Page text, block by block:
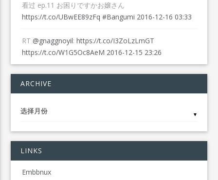
看过 ep.11 お困りですかお嬢さん
https://t.co/UBwEE89zFq #Bangumi 2016-12-16 03:33
RT@gnaggnoyil:https://t.co/I3ZoLzLmGT
https://t.co/W1G5Oc8AeM 2016-12-15 23:26
ARCHIVE
Archive
▼
LINKS
Embbnux